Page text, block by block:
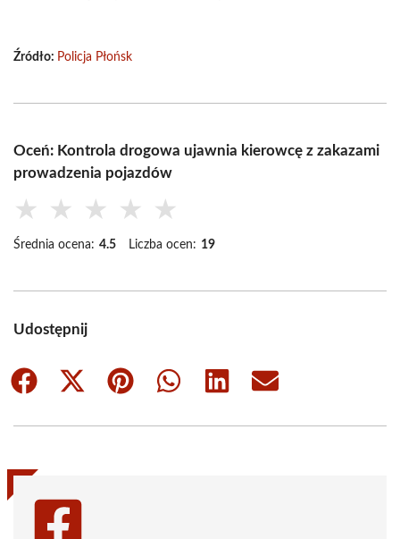
Źródło: Policja Płońsk
Oceń: Kontrola drogowa ujawnia kierowcę z zakazami
prowadzenia pojazdów
★ ★ ★ ★ ★
Średnia ocena: 4.5 Liczba ocen: 19
Udostępnij
Share
Share
(Twitter)
Share
Share
Share
Share